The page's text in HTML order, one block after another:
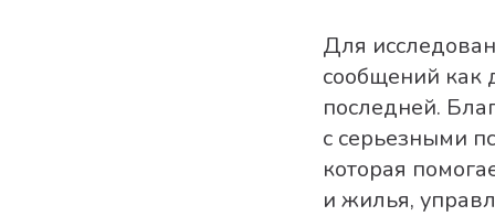
Для
сообщений как
последней.
с серьезными
которая
и жилья,